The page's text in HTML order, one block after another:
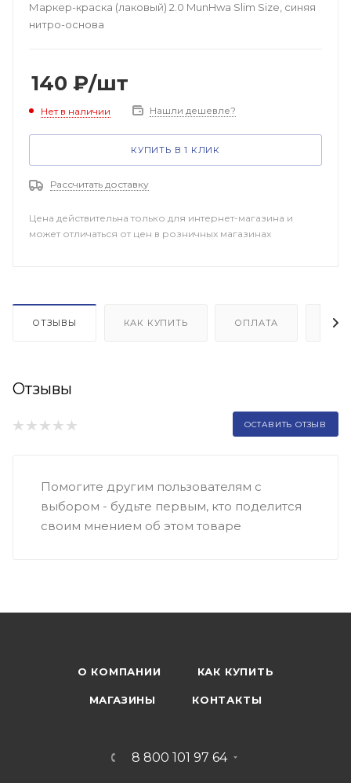
Маркер-краска (лаковый) 2.0 MunHwa Slim Size, синяя
нитро-основа
140 ₽/шт
Нет в наличии Нашли дешевле?
КУПИТЬ В 1 КЛИК
Рассчитать доставку
Цена действительна только для интернет-магазина и
может отличаться от цен в розничных магазинах
ОТЗЫВЫ КАК КУПИТЬ ОПЛАТА
Отзывы
ОСТАВИТЬ ОТЗЫВ
Помогите другим пользователям с
выбором - будьте первым, кто поделится
своим мнением об этом товаре
О КОМПАНИИ КАК КУПИТЬ
МАГАЗИНЫ КОНТАКТЫ
8 800 101 97 64